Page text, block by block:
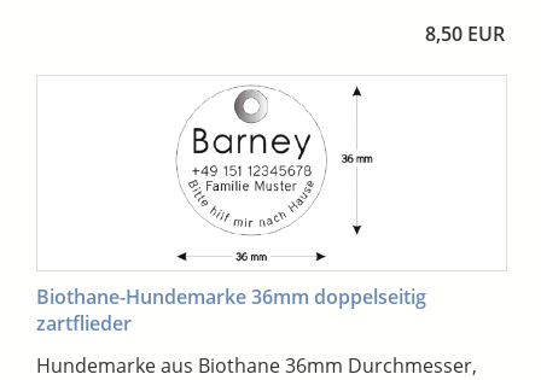
8,50 EUR
Biothane-Hundemarke 36mm doppelseitig
zartflieder
Hundemarke aus Biothane 36mm Durchmesser,